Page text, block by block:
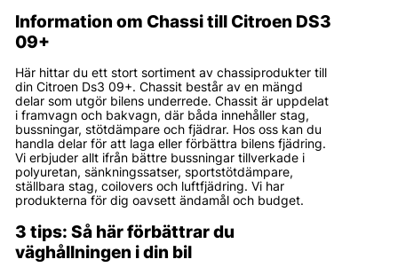
Information om Chassi till Citroen DS3
09+
Här hittar du ett stort sortiment av chassiprodukter till
din Citroen Ds3 09+. Chassit består av en mängd
delar som utgör bilens underrede. Chassit är uppdelat
i framvagn och bakvagn, där båda innehåller stag,
bussningar, stötdämpare och fjädrar. Hos oss kan du
handla delar för att laga eller förbättra bilens fjädring.
Vi erbjuder allt ifrån bättre bussningar tillverkade i
polyuretan, sänkningssatser, sportstötdämpare,
ställbara stag, coilovers och luftfjädring. Vi har
produkterna för dig oavsett ändamål och budget.
3 tips: Så här förbättrar du
väghållningen i din bil